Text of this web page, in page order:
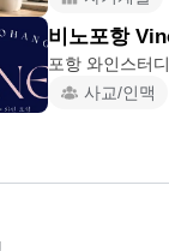
비노포항
사교/인맥